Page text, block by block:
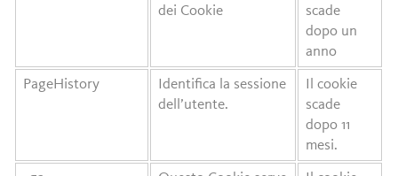
dei Cookie
scade
dopo un
anno
PageHistory
Identifica la sessione
dell’utente.
Il cookie
scade
dopo 11
mesi.